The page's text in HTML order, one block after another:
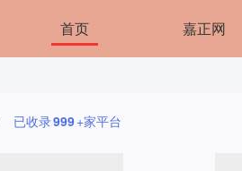
首页 嘉正网
已收录999+家平台